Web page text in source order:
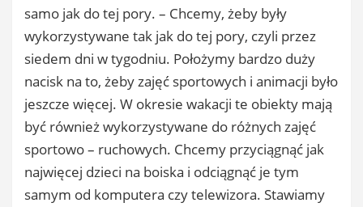
samo jak do tej pory. – Chcemy, żeby były
wykorzystywane tak jak do tej pory, czyli przez
siedem dni w tygodniu. Położymy bardzo duży
nacisk na to, żeby zajęć sportowych i animacji było
jeszcze więcej. W okresie wakacji te obiekty mają
być również wykorzystywane do różnych zajęć
sportowo – ruchowych. Chcemy przyciągnąć jak
najwięcej dzieci na boiska i odciągnąć je tym
samym od komputera czy telewizora. Stawiamy